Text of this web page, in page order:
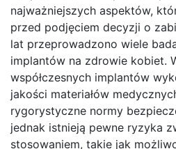
najważniejszych aspektów,
przed podjęciem decyzji o
lat przeprowadzono wiele
implantów na zdrowie kobiet.
współczesnych implantów
jakości materiałów
rygorystyczne normy
jednak istnieją pewne ryzyka
stosowaniem, takie jak